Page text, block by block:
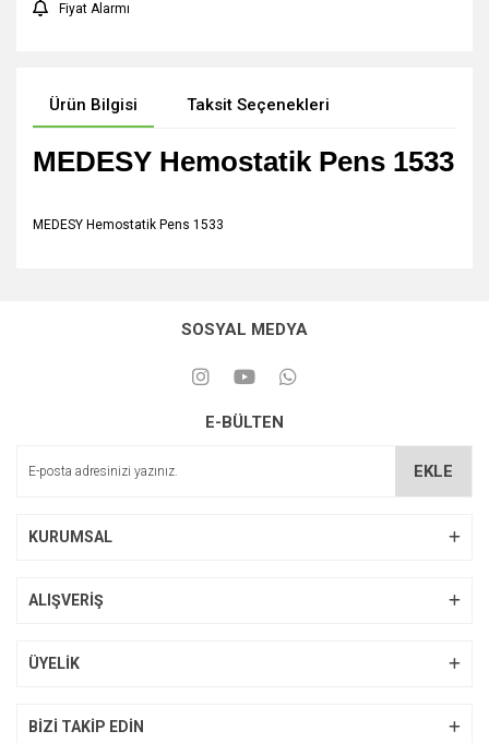
Fiyat Alarmı
Ürün Bilgisi Taksit Seçenekleri
MEDESY Hemostatik Pens 1533
MEDESY Hemostatik Pens 1533
SOSYAL MEDYA
E-BÜLTEN
EKLE
KURUMSAL
ALIŞVERİŞ
ÜYELİK
BİZİ TAKİP EDİN